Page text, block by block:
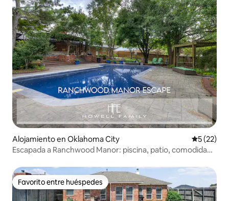
Alojamiento en Oklahoma City
5 (22)
Escapada a Ranchwood Manor: piscina, patio, comodidad
Favorito entre huéspedes
Favorito entre huéspedes